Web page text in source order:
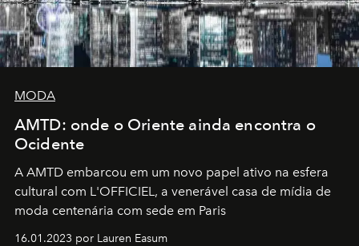
MODA
AMTD: onde o Oriente ainda encontra o
Ocidente
A AMTD embarcou em um novo papel ativo na esfera
cultural com L'OFFICIEL, a venerável casa de mídia de
moda centenária com sede em Paris
16.01.2023 por Lauren Easum